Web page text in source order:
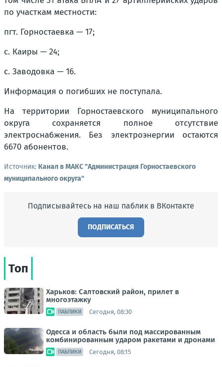
по участкам местности:
пгт. Горностаевка — 17;
с. Каиры — 24;
с. Заводовка — 16.
Информация о погибших не поступала.
На территории Горностаевского муниципального
округа сохраняется полное отсутствие
электроснабжения. Без электроэнергии остаются
6670 абонентов.
Источник: Канал в МАКС "Администрация Горностаевского
муниципального округа"
Подписывайтесь на наш паблик в ВКонтакте
ПОДПИСАТЬСЯ
Топ
Харьков: Салтовский район, прилет в
многоэтажку
ПАБЛИКИ Сегодня, 08:30
Одесса и область были под массированным
комбинированным ударом ракетами и дронами
ПАБЛИКИ Сегодня, 08:15